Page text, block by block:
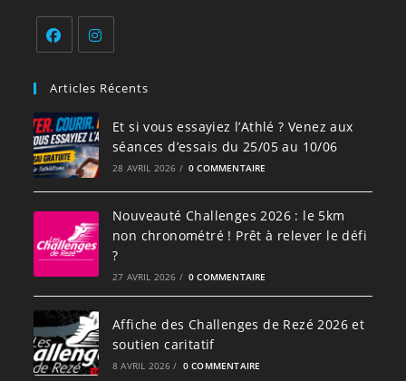
Articles Récents
Et si vous essayiez l’Athlé ? Venez aux
séances d’essais du 25/05 au 10/06
28 AVRIL 2026 / 0 COMMENTAIRE
Nouveauté Challenges 2026 : le 5km
non chronométré ! Prêt à relever le défi
?
27 AVRIL 2026 / 0 COMMENTAIRE
Affiche des Challenges de Rezé 2026 et
soutien caritatif
8 AVRIL 2026 / 0 COMMENTAIRE